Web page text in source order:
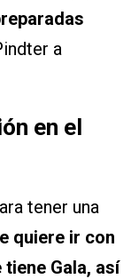
a
en el
tener una
quiere ir con
Gala, así